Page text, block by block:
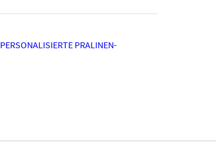
PERSONALISIERTE PRALINEN-